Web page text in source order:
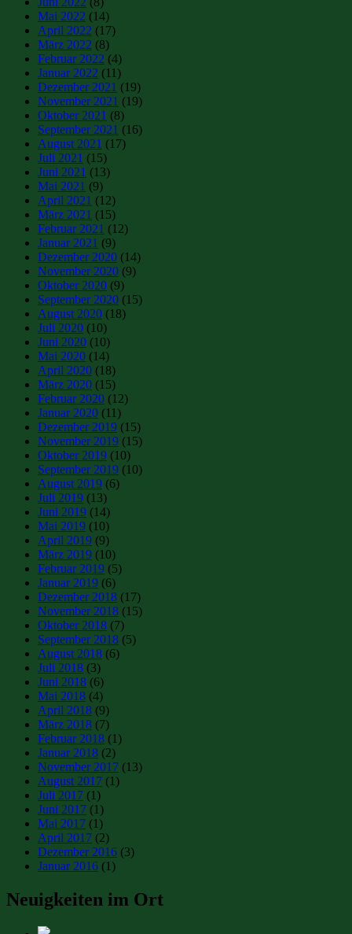
Mai 2022 (14)
April 2022 (17)
März 2022 (8)
Februar 2022 (4)
Januar 2022 (11)
Dezember 2021 (19)
November 2021 (19)
Oktober 2021 (8)
September 2021 (16)
August 2021 (17)
Juli 2021 (15)
Juni 2021 (13)
Mai 2021 (9)
April 2021 (12)
März 2021 (15)
Februar 2021 (12)
Januar 2021 (9)
Dezember 2020 (14)
November 2020 (9)
Oktober 2020 (9)
September 2020 (15)
August 2020 (18)
Juli 2020 (10)
Juni 2020 (10)
Mai 2020 (14)
April 2020 (18)
März 2020 (15)
Februar 2020 (12)
Januar 2020 (11)
Dezember 2019 (15)
November 2019 (15)
Oktober 2019 (10)
September 2019 (10)
August 2019 (6)
Juli 2019 (13)
Juni 2019 (14)
Mai 2019 (10)
April 2019 (9)
März 2019 (10)
Februar 2019 (5)
Januar 2019 (6)
Dezember 2018 (17)
November 2018 (15)
Oktober 2018 (7)
September 2018 (5)
August 2018 (6)
Juli 2018 (3)
Juni 2018 (6)
Mai 2018 (4)
April 2018 (9)
März 2018 (7)
Februar 2018 (1)
Januar 2018 (2)
November 2017 (13)
August 2017 (1)
Juli 2017 (1)
Juni 2017 (1)
Mai 2017 (1)
April 2017 (2)
Dezember 2016 (3)
Januar 2016 (1)
Neuigkeiten im Ort